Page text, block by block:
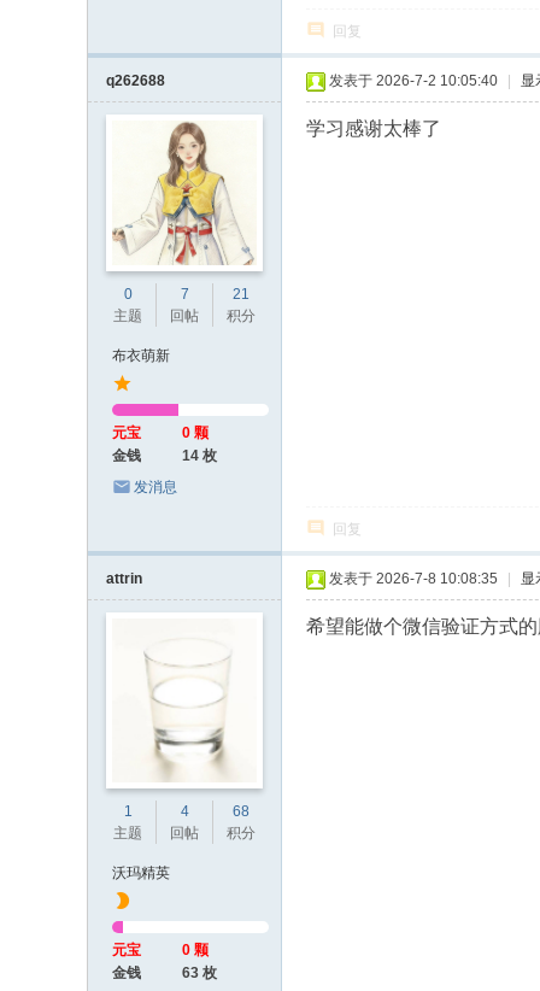
回复
q262688
0
主题
7
回帖
21
积分
布衣萌新
元宝
0 颗
金钱
14 枚
发消息
发表于 2026-7-2 10:05:40 显
学习感谢太棒了
回复
attrin
1
主题
4
回帖
68
积分
沃玛精英
元宝
0 颗
金钱
63 枚
发表于 2026-7-8 10:08:35 显
希望能做个微信验证方式